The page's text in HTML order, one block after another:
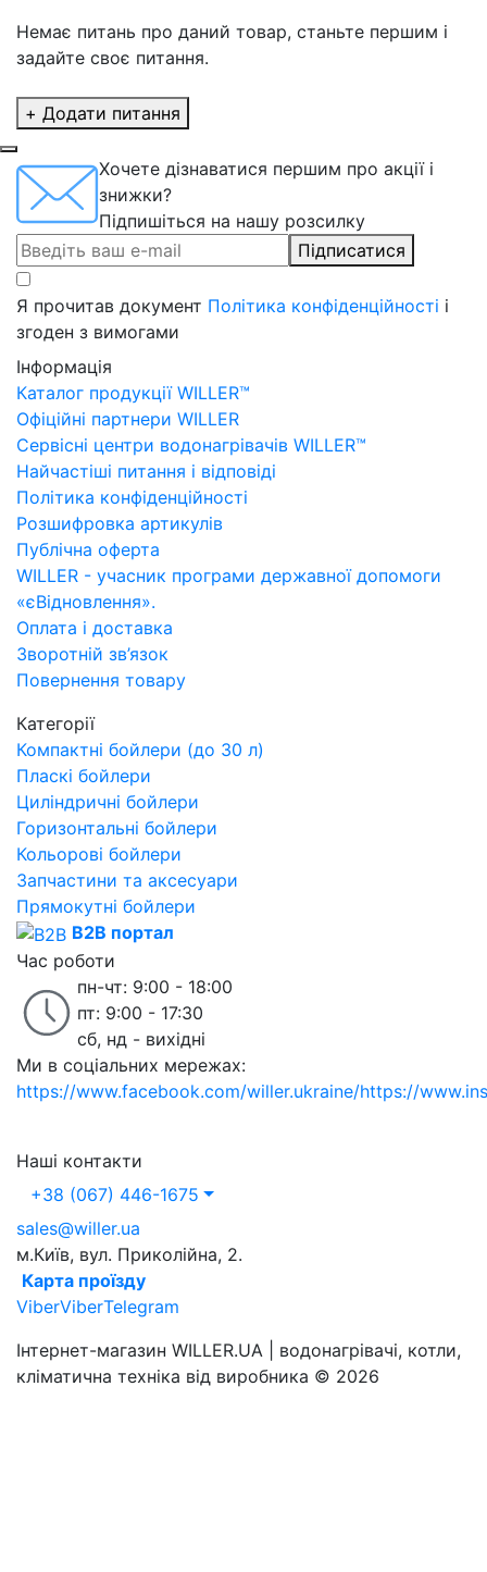
Немає питань про даний товар, станьте першим і
задайте своє питання.
+ Додати питання
Хочете дізнаватися першим про акції і
знижки?
Підпишіться на нашу розсилку
Підписатися
Я прочитав документ Політика конфіденційності і
згоден з вимогами
Інформація
Каталог продукції WILLER™
Офіційні партнери WILLER
Сервісні центри водонагрівачів WILLER™
Найчастіші питання і відповіді
Політика конфіденційності
Розшифровка артикулів
Публічна оферта
WILLER - учасник програми державної допомоги
«єВідновлення».
Оплата і доставка
Зворотній зв’язок
Повернення товару
Категорії
Компактні бойлери (до 30 л)
Пласкі бойлери
Циліндричні бойлери
Горизонтальні бойлери
Кольорові бойлери
Запчастини та аксесуари
Прямокутні бойлери
B2B портал
Час роботи
пн-чт: 9:00 - 18:00
пт: 9:00 - 17:30
сб, нд - вихідні
Ми в соціальних мережах:
https://www.facebook.com/willer.ukraine/https://
Наші контакти
+38 (067) 446-1675
sales@willer.ua
м.Київ, вул. Приколійна, 2.
Карта проїзду
ViberViberTelegram
Інтернет-магазин WILLER.UA | водонагрівачі, котли,
кліматична техніка від виробника © 2026